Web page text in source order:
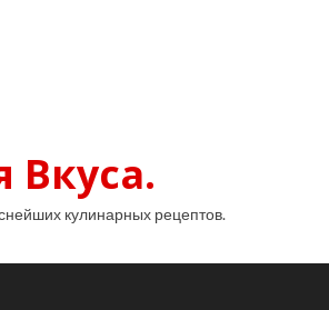
Вкуса.
кулинарных рецептов.